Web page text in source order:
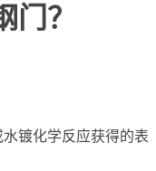
？
镀化学反应获得的表